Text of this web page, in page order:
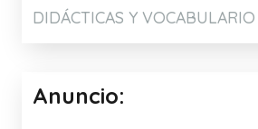
DIDÁCTICAS Y VOCABULARIO
Anuncio: